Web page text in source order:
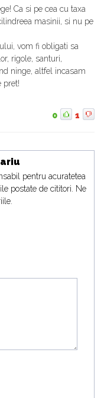
Ca si pe cea cu taxa
masinii, si nu pe
vom fi obligati sa
rigole, santuri,
ninge, altfel incasam
pret!
0 1
pentru acuratetea
postate de cititori. Ne